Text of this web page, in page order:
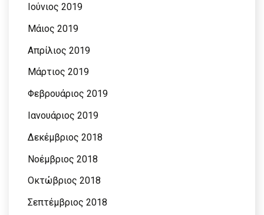
Ιούνιος 2019
Μάιος 2019
Απρίλιος 2019
Μάρτιος 2019
Φεβρουάριος 2019
Ιανουάριος 2019
Δεκέμβριος 2018
Νοέμβριος 2018
Οκτώβριος 2018
Σεπτέμβριος 2018